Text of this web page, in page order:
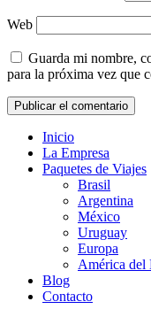
Web
Guarda mi nombre,
para la próxima vez que
Inicio
La Empresa
Paquetes de Viajes
Brasil
Argentina
México
Uruguay
Europa
América del
Blog
Contacto